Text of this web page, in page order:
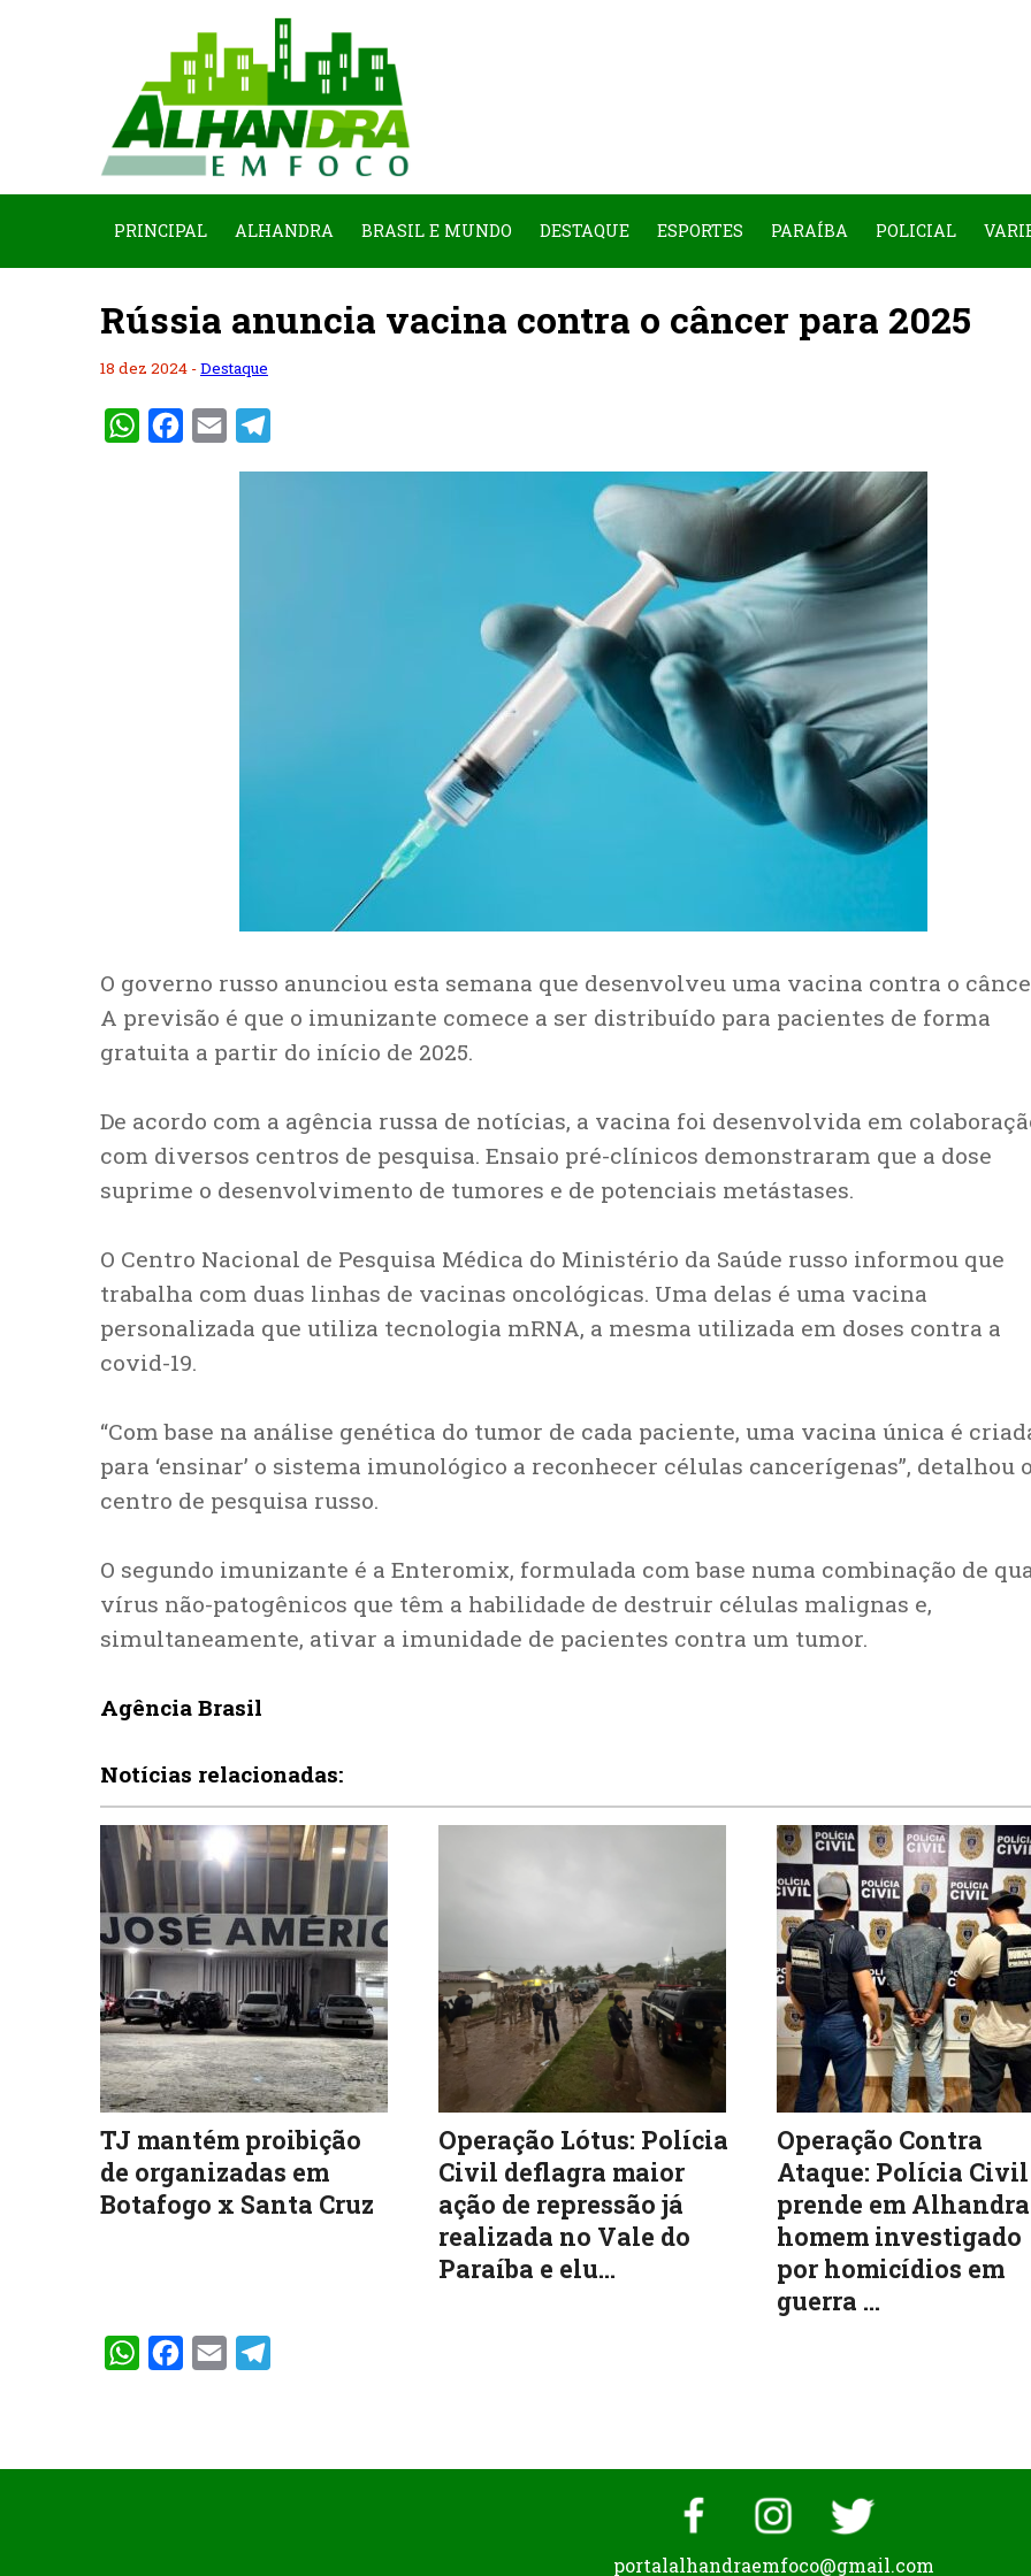
PRINCIPAL ALHANDRA BRASIL E MUNDO DESTAQUE ESPORTES PARAÍBA POLICIAL
Rússia anuncia vacina contra o câncer para 2025
18 dez 2024 -Destaque
WhatsAppFacebook
Email
O governo russo anunciou esta semana que desenvolveu uma vacina contra o
A previsão é que o imunizante comece a ser distribuído para pacientes de forma
gratuita a partir do início de 2025.
De acordo com a agência russa de notícias, a vacina foi desenvolvida em
com diversos centros de pesquisa. Ensaio pré-clínicos demonstraram que a dose
suprime o desenvolvimento de tumores e de potenciais metástases.
O Centro Nacional de Pesquisa Médica do Ministério da Saúde russo informou que
trabalha com duas linhas de vacinas oncológicas. Uma delas é uma vacina
personalizada que utiliza tecnologia mRNA, a mesma utilizada em doses contra a
covid-19.
“Com base na análise genética do tumor de cada paciente, uma vacina única é
para ‘ensinar’ o sistema imunológico a reconhecer células cancerígenas”, detalhou
centro de pesquisa russo.
O segundo imunizante é a Enteromix, formulada com base numa combinação de
vírus não-patogênicos que têm a habilidade de destruir células malignas e,
simultaneamente, ativar a imunidade de pacientes contra um tumor.
Agência Brasil
Notícias relacionadas:
TJ mantém proibição
de organizadas em
Botafogo x Santa Cruz
Operação Lótus: Polícia
Civil deflagra maior
ação de repressão já
realizada no Vale do
Paraíba e elu...
Operação Contra
Ataque: Polícia Civil
prende em Alhandra
homem investigado
por homicídios em
guerra ...
WhatsAppFacebook
Email
portalalhandraemfoco@gmail.com